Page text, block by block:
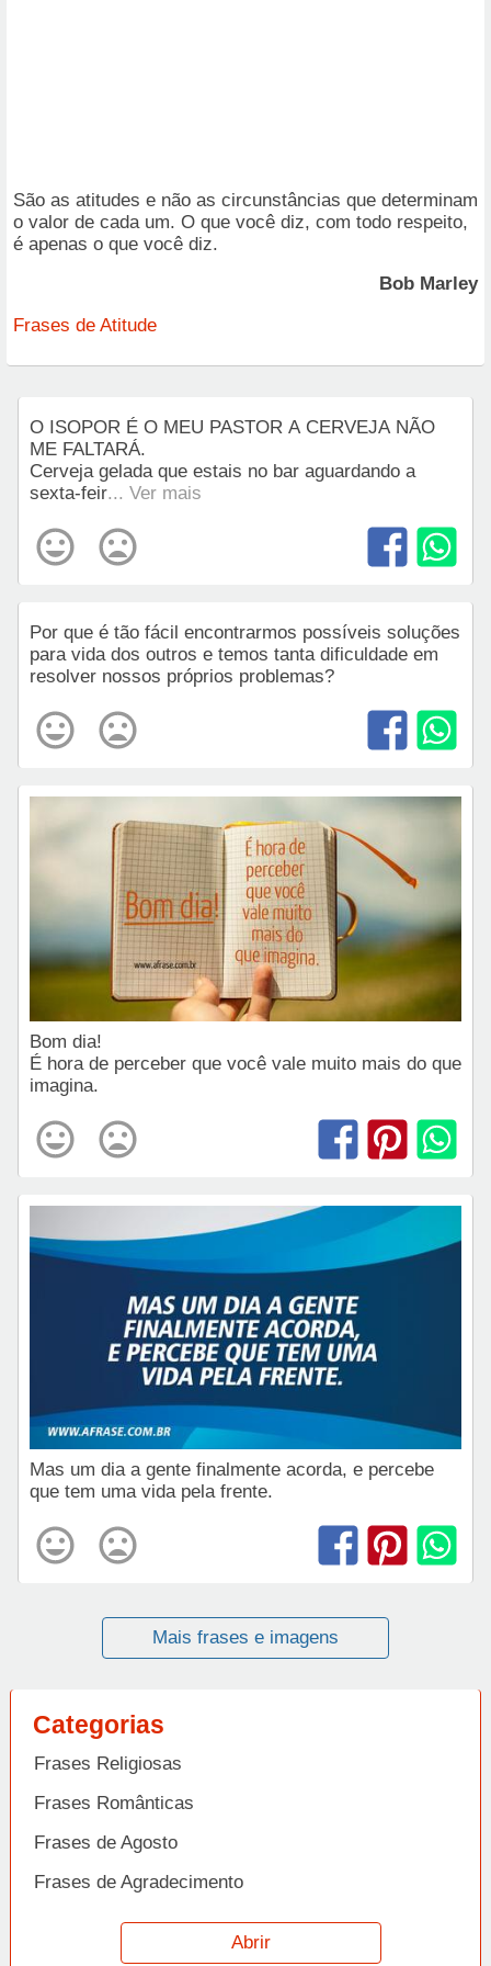
São as atitudes e não as circunstâncias que determinam
o valor de cada um. O que você diz, com todo respeito,
é apenas o que você diz.
Bob Marley
Frases de Atitude
O ISOPOR É O MEU PASTOR A CERVEJA NÃO
ME FALTARÁ.
Cerveja gelada que estais no bar aguardando a
sexta-feir... Ver mais
Por que é tão fácil encontrarmos possíveis soluções
para vida dos outros e temos tanta dificuldade em
resolver nossos próprios problemas?
Bom dia!
É hora de perceber que você vale muito mais do que
imagina.
Mas um dia a gente finalmente acorda, e percebe
que tem uma vida pela frente.
Mais frases e imagens
Categorias
Frases Religiosas
Frases Românticas
Frases de Agosto
Frases de Agradecimento
Frases de Amizade
Frases de Amor
Abrir